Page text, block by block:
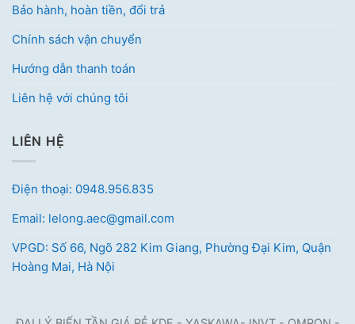
Bảo hành, hoàn tiền, đổi trả
Chính sách vận chuyển
Hướng dẫn thanh toán
Liên hệ với chúng tôi
LIÊN HỆ
Điện thoại: 0948.956.835
Email: lelong.aec@gmail.com
VPGD: Số 66, Ngõ 282 Kim Giang, Phường Đại Kim, Quận
Hoàng Mai, Hà Nội